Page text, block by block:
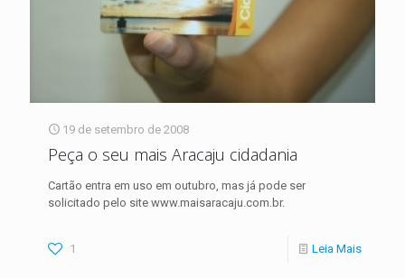
19 de setembro de 2008
Peça o seu mais Aracaju cidadania
Cartão entra em uso em outubro, mas já pode ser
solicitado pelo site www.maisaracaju.com.br.
1 Leia Mais